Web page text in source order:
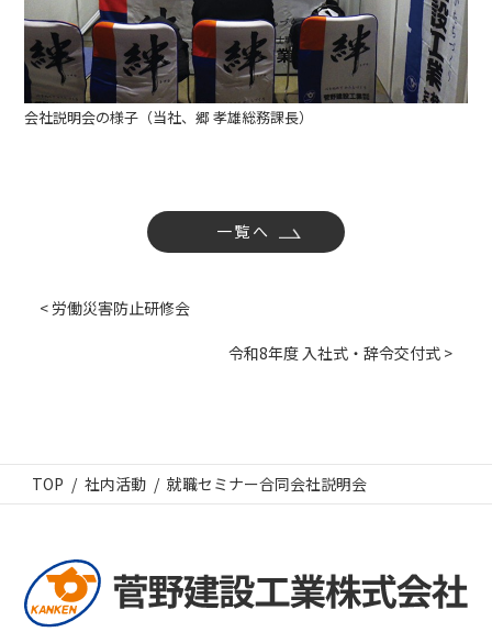
会社説明会の様子（当社、郷 孝雄総務課長）
一覧へ
< 労働災害防止研修会
令和8年度 入社式・辞令交付式 >
TOP 社内活動 就職セミナー合同会社説明会